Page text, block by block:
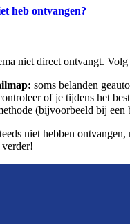
heb ontvangen?
niet direct ontvangt.
soms belanden
of je tijdens het
(bijvoorbeeld bij
niet hebben ontvangen,